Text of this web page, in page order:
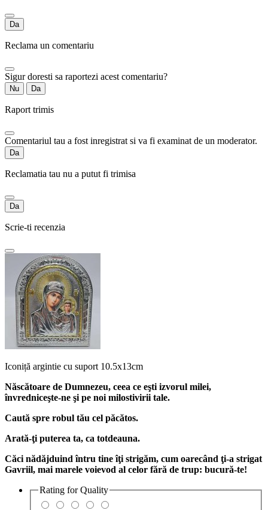
Da
Reclama un comentariu
Sigur doresti sa raportezi acest comentariu?
Nu Da
Raport trimis
Comentariul tau a fost inregistrat si va fi examinat de un moderator.
Da
Reclamatia tau nu a putut fi trimisa
Da
Scrie-ti recenzia
Iconiță argintie cu suport 10.5x13cm
Născătoare de Dumnezeu, ceea ce eşti izvorul milei,
învredniceşte-ne şi pe noi milostivirii tale.
Caută spre robul tău cel păcătos.
Arată-ţi puterea ta, ca totdeauna.
Căci nădăjduind întru tine îţi strigăm, cum oarecând ţi-a strigat
Gavriil, mai marele voievod al celor fără de trup: bucură-te!
Rating forQuality